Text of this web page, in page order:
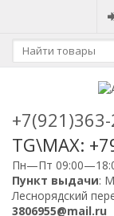
TG\MAX:
Пн—Пт
Пункт выдачи:
Леснорядский
3806955@mail.ru